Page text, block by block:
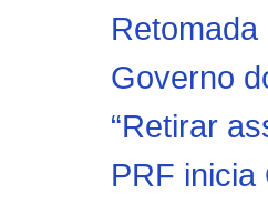
Governo
“Retirar
PRF